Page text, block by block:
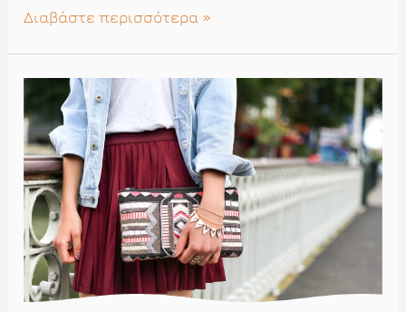
Φορέματα
Διαβάστε περισσότερα »